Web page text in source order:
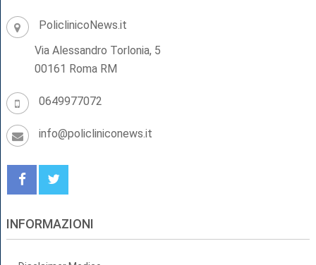
PoliclinicoNews.it
Via Alessandro Torlonia, 5
00161 Roma RM
0649977072
info@policliniconews.it
INFORMAZIONI